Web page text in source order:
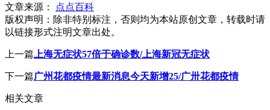
文章来源：
点点百科
版权声明： 除非特别标注，否则均为本站原创文章，转载时请
以链接形式注明文章出处。
上一篇 上海无症状57倍于确诊数/上海新冠无症状
下一篇广州花都疫情最新消息今天新增25/广卅花都疫情
相关文章